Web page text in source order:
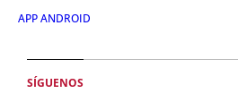
APP ANDROID
SÍGUENOS